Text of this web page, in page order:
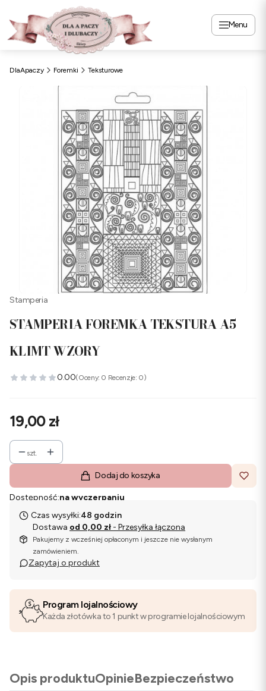
Menu
DlaApaczy Foremki Teksturowe
Stamperia
STAMPERIA FOREMKA TEKSTURA A5
KLIMT WZORY
0.00(Oceny: 0 Recenzje: 0)
Cena
19,00 zł
szt.
Dodaj do koszyka
Dostępność:na wyczerpaniu
Czas wysyłki:48 godzin
Dostawa od 0,00 zł - Przesyłka łączona
Pakujemy z wcześniej opłaconym i jeszcze nie wysłanym
zamówieniem.
Zapytaj o produkt
Program lojalnościowy
Każda złotówka to 1 punkt w programie lojalnościowym
Opis produktuOpinieBezpieczeństwo